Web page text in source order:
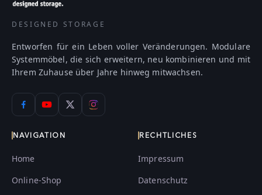
DESIGNED STORAGE
Entworfen für ein Leben voller Veränderungen. Modulare
Systemmöbel, die sich erweitern, neu kombinieren und mit
Ihrem Zuhause über Jahre hinweg mitwachsen.
NAVIGATION
Home
Online-Shop
RECHTLICHES
Impressum
Datenschutz